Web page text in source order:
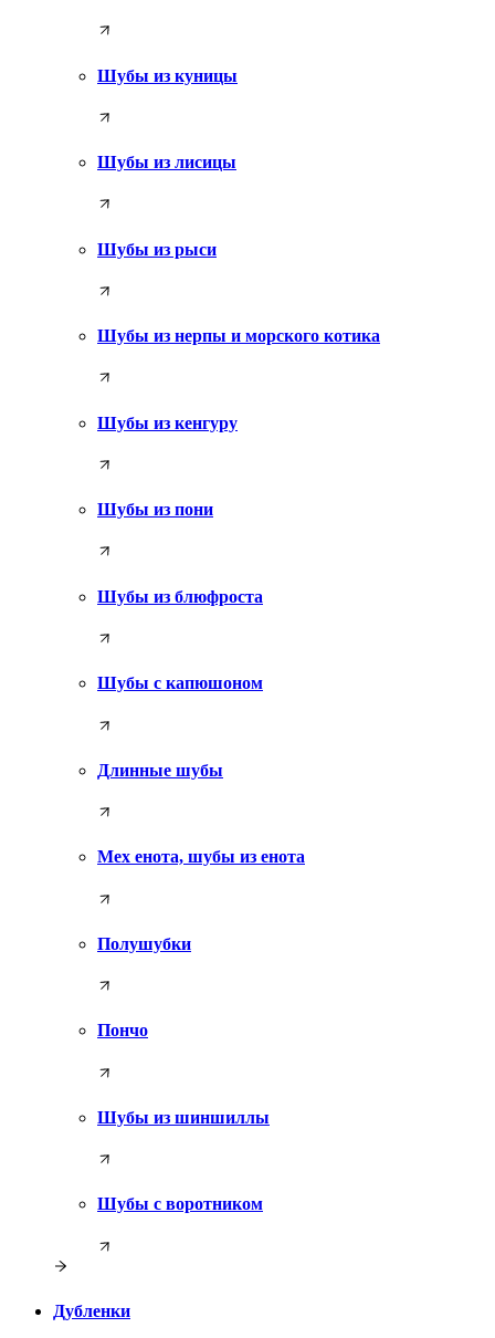
Шубы из куницы
Шубы из лисицы
Шубы из рыси
Шубы из нерпы и морского котика
Шубы из кенгуру
Шубы из пони
Шубы из блюфроста
Шубы с капюшоном
Длинные шубы
Мех енота, шубы из енота
Полушубки
Пончо
Шубы из шиншиллы
Шубы с воротником
Дубленки